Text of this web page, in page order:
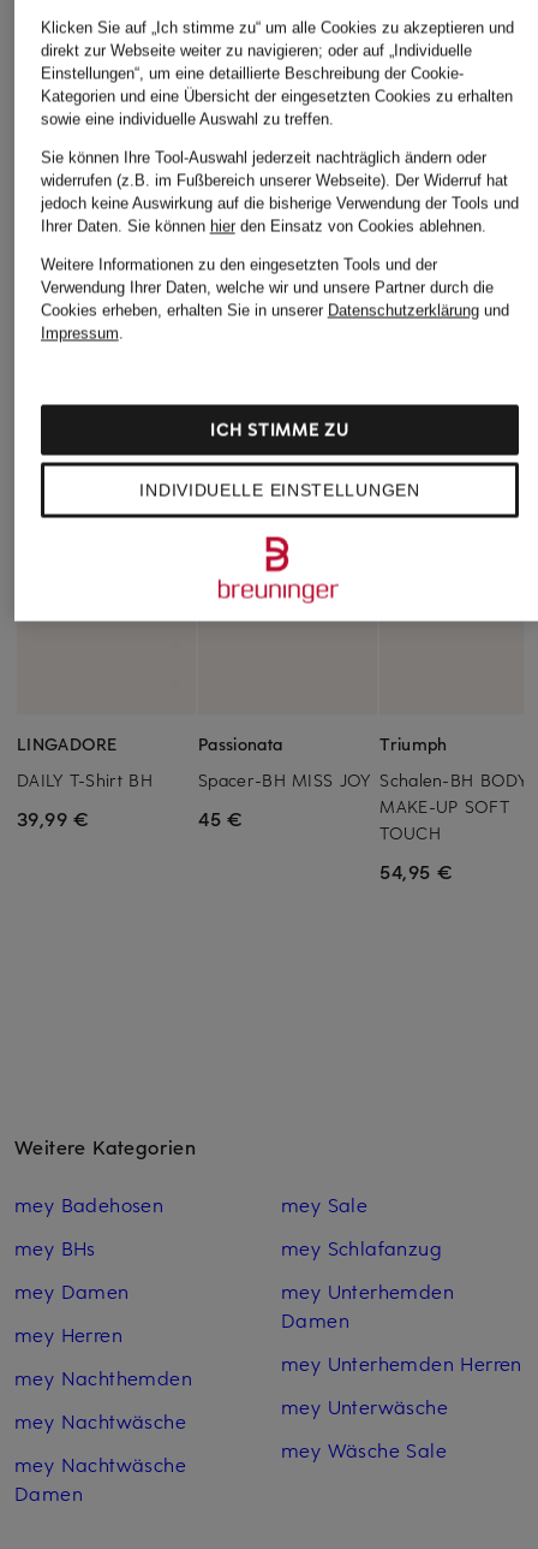
LINGADORE
DAILY T-Shirt BH
39,99 €
Passionata
Spacer-BH MISS JOY
45 €
Triumph
Schalen-BH BODY
MAKE-UP SOFT
TOUCH
54,95 €
Weitere Kategorien
mey Badehosen
mey BHs
mey Damen
mey Herren
mey Nachthemden
mey Nachtwäsche
mey Nachtwäsche
Damen
mey Sale
mey Schlafanzug
mey Unterhemden
Damen
mey Unterhemden Herren
mey Unterwäsche
mey Wäsche Sale
Klicken Sie auf „Ich stimme zu“ um alle Cookies zu akzeptieren und
direkt zur Webseite weiter zu navigieren; oder auf „Individuelle
Einstellungen“, um eine detaillierte Beschreibung der Cookie-
Kategorien und eine Übersicht der eingesetzten Cookies zu erhalten
sowie eine individuelle Auswahl zu treffen.
Sie können Ihre Tool-Auswahl jederzeit nachträglich ändern oder
widerrufen (z.B. im Fußbereich unserer Webseite). Der Widerruf hat
jedoch keine Auswirkung auf die bisherige Verwendung der Tools und
Ihrer Daten. Sie können hierden Einsatz von Cookies ablehnen.
Weitere Informationen zu den eingesetzten Tools und der
Verwendung Ihrer Daten, welche wir und unsere Partner durch die
Cookies erheben, erhalten Sie in unserer Datenschutzerklärungund
Impressum.
INDIVIDUELLE EINSTELLUNGEN
ICH STIMME ZU